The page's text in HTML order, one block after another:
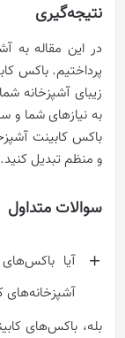
نتیجه‌گیری
در این مقاله به
پرداختیم. باکس
زیبای آشپزخانه
به نیازهای شما و
باکس کابینت
و منظم تبدیل کنید.
سوالات متداول
آیا
بله، باکس‌های